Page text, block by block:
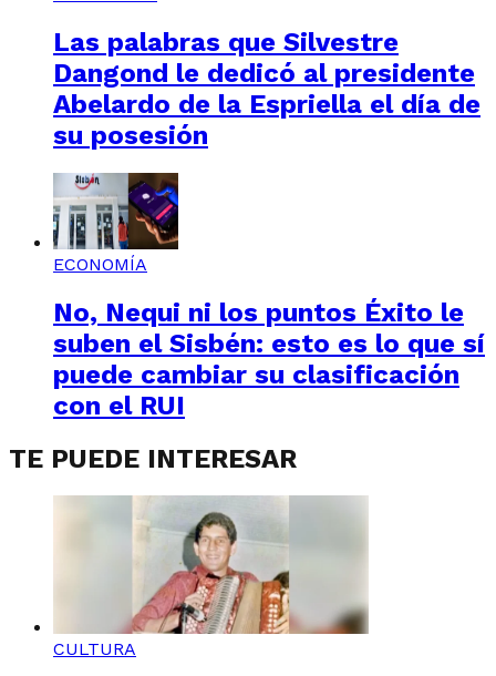
Las palabras que Silvestre
Dangond le dedicó al presidente
Abelardo de la Espriella el día de
su posesión
ECONOMÍA
No, Nequi ni los puntos Éxito le
suben el Sisbén: esto es lo que sí
puede cambiar su clasificación
con el RUI
TE PUEDE INTERESAR
CULTURA